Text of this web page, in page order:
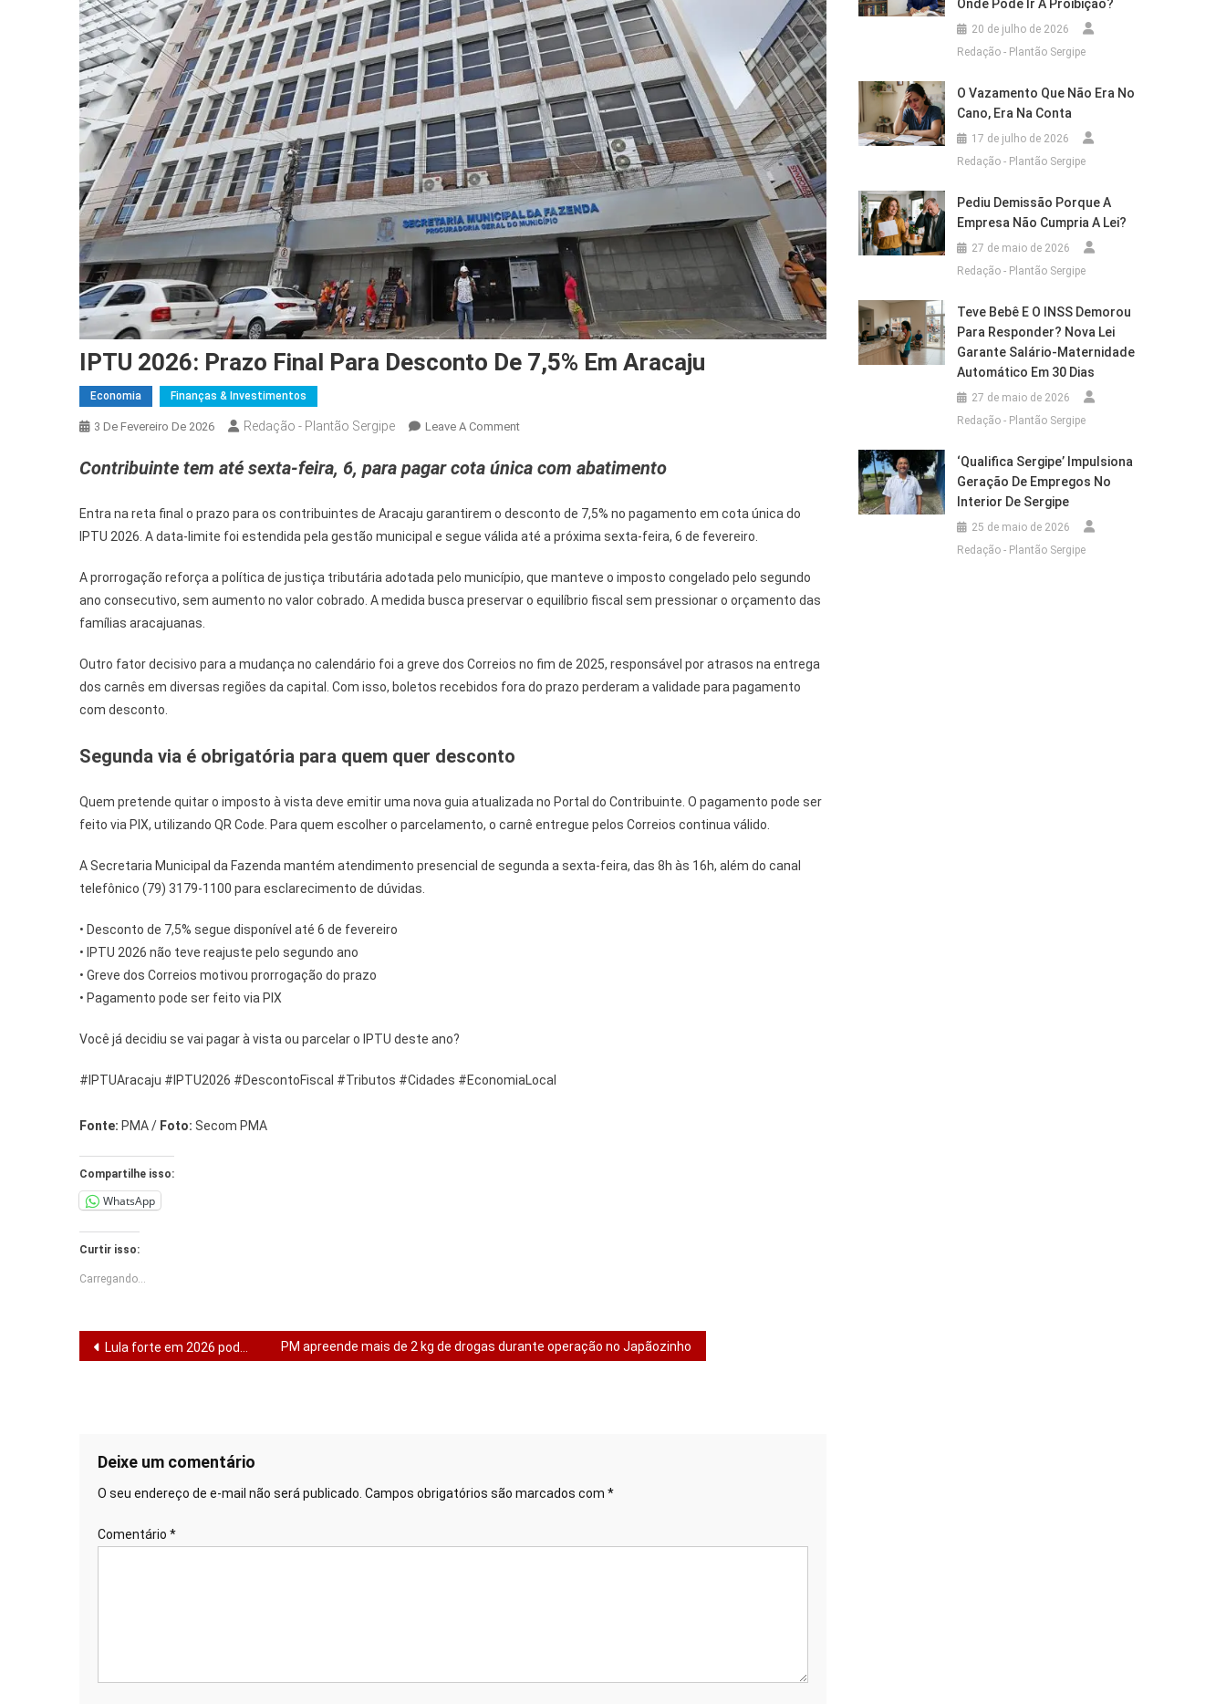
IPTU 2026: Prazo Final Para Desconto De 7,5% Em Aracaju
Economia Finanças & Investimentos
3 De Fevereiro De 2026 Redação - Plantão Sergipe Leave A CommentOn
2026:
Final
Para
De
Contribuinte tem até sexta-feira, 6, para pagar cota única com abatimento
Entra na reta final o prazo para os contribuintes de Aracaju garantirem o desconto de 7,5% no pagamento em cota única do
IPTU 2026. A data-limite foi estendida pela gestão municipal e segue válida até a próxima sexta-feira, 6 de fevereiro.
A prorrogação reforça a política de justiça tributária adotada pelo município, que manteve o imposto congelado pelo segundo
ano consecutivo, sem aumento no valor cobrado. A medida busca preservar o equilíbrio fiscal sem pressionar o orçamento das
famílias aracajuanas.
Outro fator decisivo para a mudança no calendário foi a greve dos Correios no fim de 2025, responsável por atrasos na entrega
dos carnês em diversas regiões da capital. Com isso, boletos recebidos fora do prazo perderam a validade para pagamento
com desconto.
Segunda via é obrigatória para quem quer desconto
Quem pretende quitar o imposto à vista deve emitir uma nova guia atualizada no Portal do Contribuinte. O pagamento pode ser
feito via PIX, utilizando QR Code. Para quem escolher o parcelamento, o carnê entregue pelos Correios continua válido.
A Secretaria Municipal da Fazenda mantém atendimento presencial de segunda a sexta-feira, das 8h às 16h, além do canal
telefônico (79) 3179-1100 para esclarecimento de dúvidas.
• Desconto de 7,5% segue disponível até 6 de fevereiro
• IPTU 2026 não teve reajuste pelo segundo ano
• Greve dos Correios motivou prorrogação do prazo
• Pagamento pode ser feito via PIX
Você já decidiu se vai pagar à vista ou parcelar o IPTU deste ano?
#IPTUAracaju #IPTU2026 #DescontoFiscal #Tributos #Cidades #EconomiaLocal
Fonte: PMA / Foto: Secom PMA
Compartilhe isso:
WhatsApp
Curtir isso:
Carregando...
Navegação
Lula forte em 2026 pode garantir conforto a Fábio e isolar Valmir em Sergipe PM apreende mais de 2 kg de drogas durante operação no Japãozinho
Deixe um comentário
O seu endereço de e-mail não será publicado. Campos obrigatórios são marcados com *
Comentário *
Onde Pode Ir A Proibição?
20 de julho de 2026
Redação - Plantão Sergipe
O Vazamento Que Não Era No
Cano, Era Na Conta
17 de julho de 2026
Redação - Plantão Sergipe
Pediu Demissão Porque A
Empresa Não Cumpria A Lei?
27 de maio de 2026
Redação - Plantão Sergipe
Teve Bebê E O INSS Demorou
Para Responder? Nova Lei
Garante Salário-Maternidade
Automático Em 30 Dias
27 de maio de 2026
Redação - Plantão Sergipe
‘Qualifica Sergipe’ Impulsiona
Geração De Empregos No
Interior De Sergipe
25 de maio de 2026
Redação - Plantão Sergipe